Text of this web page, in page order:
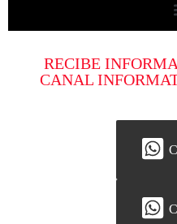
RECIBE
CANAL